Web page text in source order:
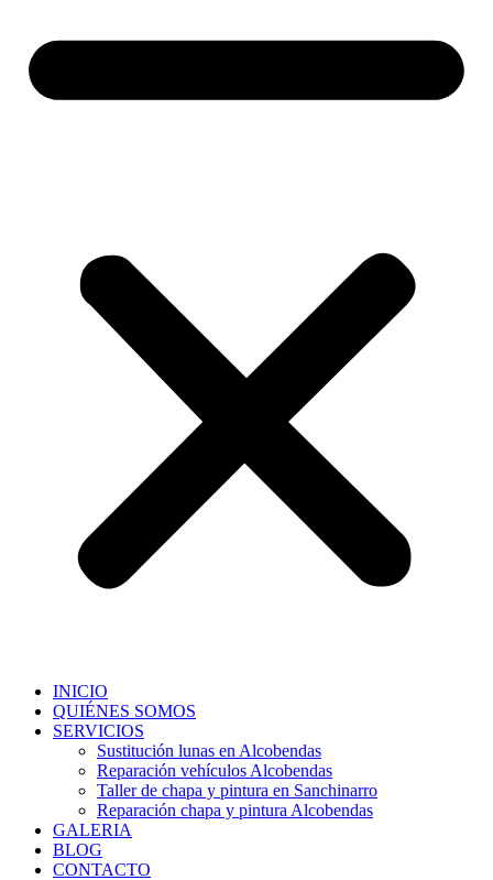
INICIO
QUIÉNES SOMOS
SERVICIOS
Sustitución lunas en Alcobendas
Reparación vehículos Alcobendas
Taller de chapa y pintura en Sanchinarro
Reparación chapa y pintura Alcobendas
GALERIA
BLOG
CONTACTO